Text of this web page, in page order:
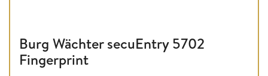
Burg Wächter secuEntry 5702
Fingerprint